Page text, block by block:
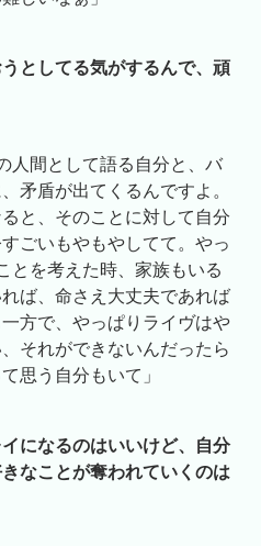
としてる気がするんで、頑
間として語る自分と、バ
矛盾が出てくるんですよ。
と、そのことに対して自分
ごいもやもやしてて。やっ
とを考えた時、家族もいる
ば、命さえ大丈夫であれば
方で、やっぱりライヴはや
それができないんだったら
思う自分もいて」
になるのはいいけど、自分
なことが奪われていくのは